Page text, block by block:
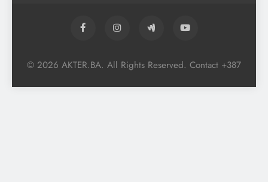
© 2026 AKTER.BA. All Rights Reserved. Contact +387